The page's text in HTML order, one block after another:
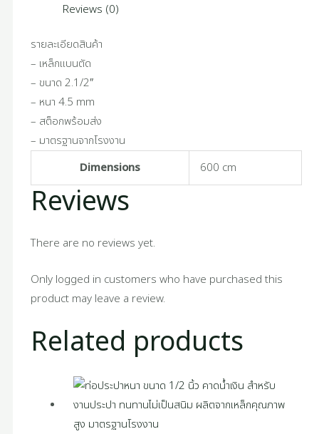
Reviews (0)
รายละเอียดสินค้า
– เหล็กแบนตัด
– ขนาด 2.1/2″
– หนา 4.5 mm
– สต็อกพร้อมส่ง
– มาตรฐานจากโรงงาน
Dimensions
600 cm
Reviews
There are no reviews yet.
Only logged in customers who have purchased this
product may leave a review.
Related products